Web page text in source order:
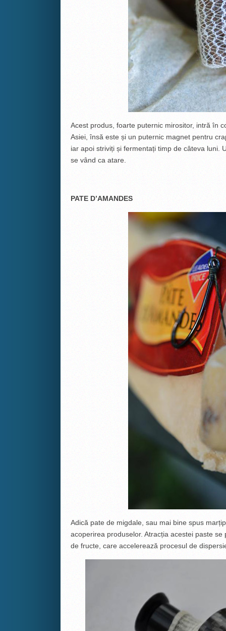
Acest produs, foarte puternic mirositor, intră în
Asiei, însă este și un puternic magnet pentru
iar apoi striviți și fermentați timp de câteva
se vând ca atare.
PATE D’AMANDES
Adică pate de migdale, sau mai bine spus
acoperirea produselor. Atracția acestei paste
de fructe, care accelerează procesul de